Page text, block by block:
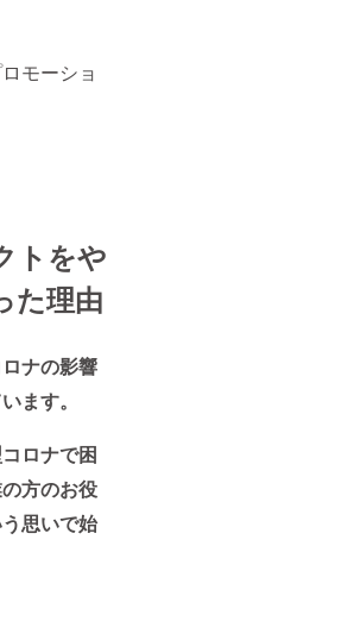
モーショ
トをや
た理由
ナの影響
ます。
ロナで困
方のお役
思いで始